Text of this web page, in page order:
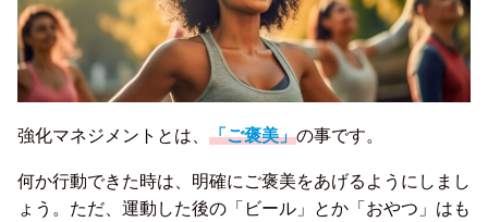
強化マネジメントとは、 「ご褒美」の事です。
何か行動できた時は、明確にご褒美をあげるようにしまし
ょう。ただ、運動した後の「ビール」とか「おやつ」はも